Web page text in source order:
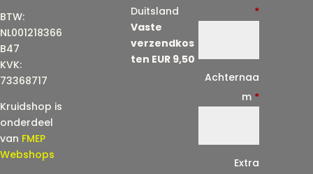
BTW:
NL001218366
B47
KVK:
73368717
Kruidshop is
onderdeel
van FMEP
Webshops
Duitsland
Vaste
verzendkos
ten EUR 9,50
*
Achternaa
m *
Extra